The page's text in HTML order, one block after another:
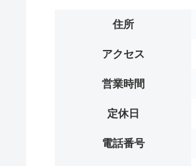
住所
アクセス
営業時間
定休日
電話番号